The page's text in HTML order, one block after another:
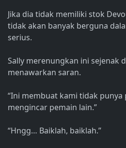
Jika dia tidak memiliki stok
tidak akan banyak berguna
serius.
Sally merenungkan ini sejenak
menawarkan saran.
“Ini membuat kami tidak punya
mengincar pemain lain.”
“Hngg… Baiklah, baiklah.”